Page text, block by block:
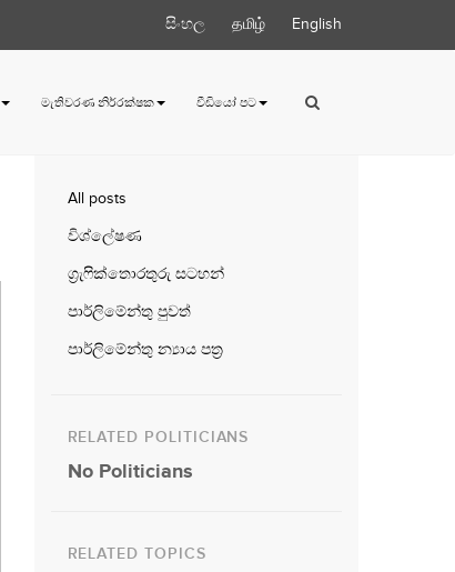
සිංහල தமிழ் English
මැතිවරණ නිර්‍රක්ෂක වීඩියෝ පට
All posts
විශ්ලේෂණ
ග්‍රැෆික්තොරතුරු සටහන්
පාර්ලිමේන්තු පුවත්
පාර්ලිමේන්තු න්‍යාය පත්‍ර
RELATED POLITICIANS
No Politicians
RELATED TOPICS